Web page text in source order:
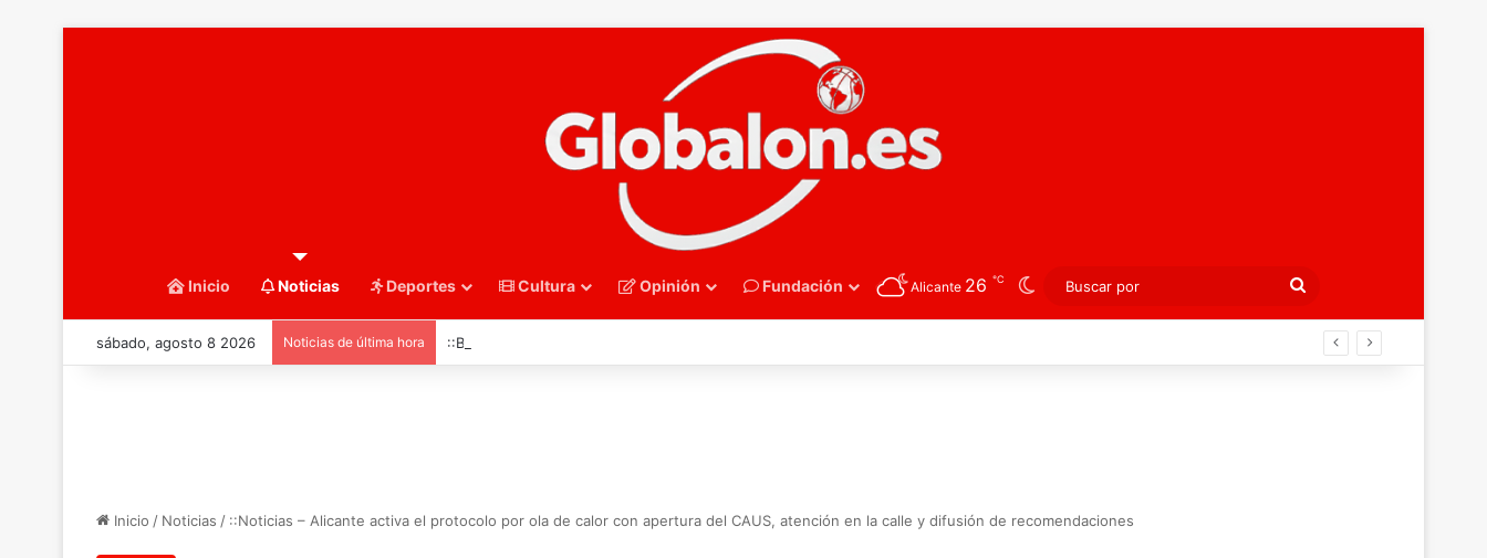
Inicio Noticias Deportes Cultura Opinión Fundación Alicante 26 ℃ Switch skin
Buscar
por
sábado, agosto 8 2026 Noticias de última hora ::Balonmano – Alemania frena el sueño de los Hispanos Juveniles, que lucharán ahora por el bronce europeo
Inicio / Noticias / ::Noticias – Alicante activa el protocolo por ola de calor con apertura del CAUS, atención en la calle y difusión de recomendaciones